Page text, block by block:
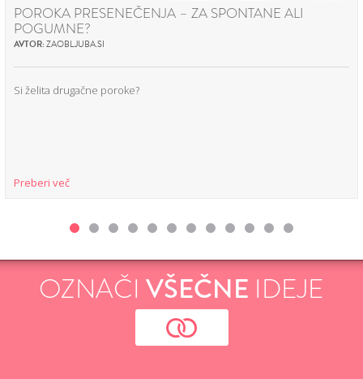
POROKA PRESENEČENJA – ZA SPONTANE ALI
POGUMNE?
AVTOR:ZAOBLJUBA.SI
Si želita drugačne poroke?
Preberi več
OZNAČI VŠEČNE IDEJE